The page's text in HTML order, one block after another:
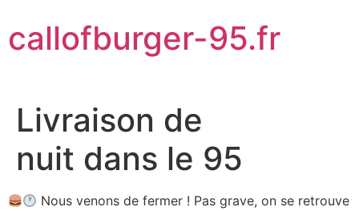
contenu
callofburger-95.fr
Livraison de
nuit dans le 95
Nous venons de fermer ! Pas grave, on se retrouve